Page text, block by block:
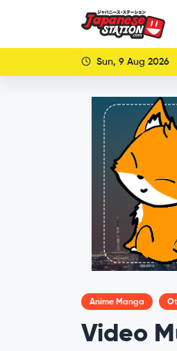
Sun, 9 Aug 2026
Anime Manga
Video